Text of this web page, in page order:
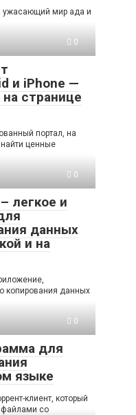
ужасающий мир ада и
0
и iPhone —
странице
портал, на
ценные
0
легкое и
данных
и на
копирования данных
0
для
языке
клиент, который
файлами со